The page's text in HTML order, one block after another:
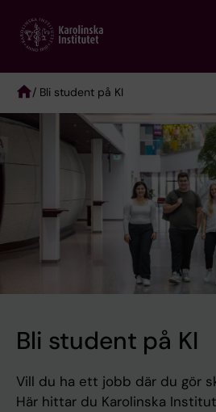
main
Breadcrumb
/ Bli student på KI
Bli student på KI
Vill du ha ett jobb där du gör
Här hittar du Karolinska